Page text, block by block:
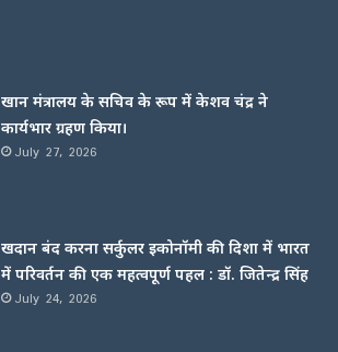
खान मंत्रालय के सचिव के रूप में केशव चंद्र ने
कार्यभार ग्रहण किया।
July 27, 2026
खदान बंद करना सर्कुलर इकोनॉमी की दिशा में भारत
में परिवर्तन की एक महत्वपूर्ण पहल : डॉ. जितेन्द्र सिंह
July 24, 2026